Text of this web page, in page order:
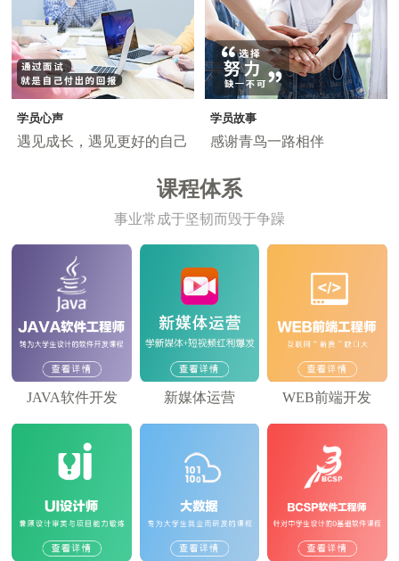
学员心声
遇见成长，遇见更好的自己
学员故事
感谢青鸟一路相伴
课程体系
事业常成于坚韧而毁于争躁
JAVA软件开发 新媒体运营 WEB前端开发